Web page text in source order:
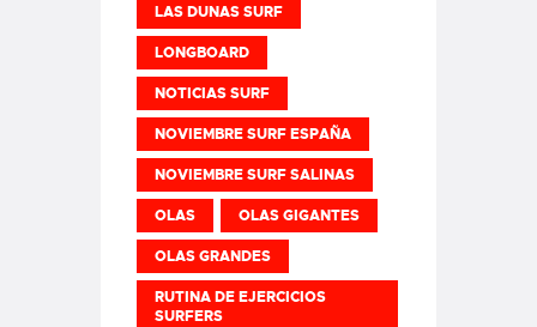
LAS DUNAS SURF
LONGBOARD
NOTICIAS SURF
NOVIEMBRE SURF ESPAÑA
NOVIEMBRE SURF SALINAS
OLAS OLAS GIGANTES
OLAS GRANDES
RUTINA DE EJERCICIOS
SURFERS